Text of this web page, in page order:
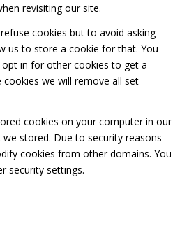
revisiting our site.
cookies but to avoid asking
us to store a cookie for that. You
in for other cookies to get a
we will remove all set
cookies on your computer in our
stored. Due to security reasons
cookies from other domains. You
security settings.